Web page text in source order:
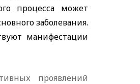
процесса может
заболевания.
манифестации
проявлений